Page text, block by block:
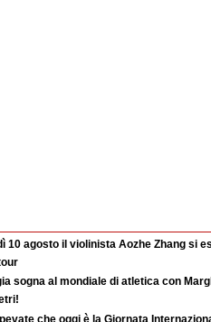
10 agosto il violinista Aozhe Zhang si
sogna al mondiale di atletica con
che oggi è la Giornata